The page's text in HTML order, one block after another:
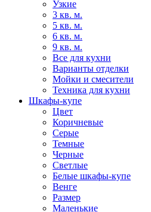
Узкие
3 кв. м.
5 кв. м.
6 кв. м.
9 кв. м.
Все для кухни
Варианты отделки
Мойки и смесители
Техника для кухни
Шкафы-купе
Цвет
Коричневые
Серые
Темные
Черные
Светлые
Белые шкафы-купе
Венге
Размер
Маленькие